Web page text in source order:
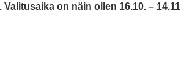
. Valitusaika on näin ollen 16.10. –